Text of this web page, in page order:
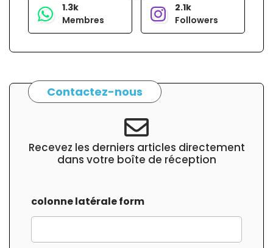
1.3k
Membres
2.1k
Followers
Contactez-nous
Recevez les derniers articles directement
dans votre boîte de réception
colonne latérale form